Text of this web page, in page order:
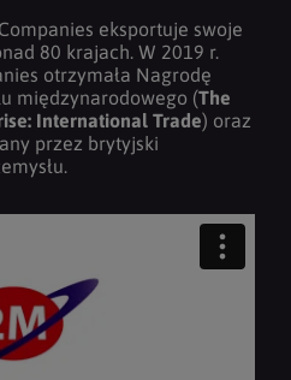
eksportuje swoje
80 krajach. W 2019 r.
otrzymała Nagrodę
międzynarodowego (The
International Trade) oraz
przez brytyjski